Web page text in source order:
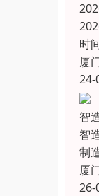
时
厦
24-
智
智
制
厦
26-